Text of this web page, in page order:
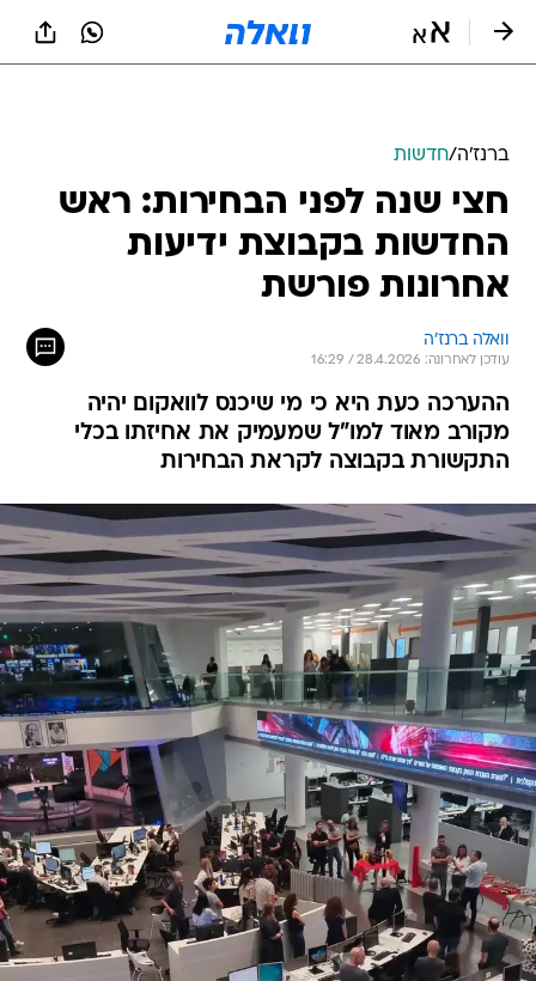
ברנז'ה/חדשות
חצי שנה לפני הבחירות: ראש
החדשות בקבוצת ידיעות
אחרונות פורשת
וואלה ברנז'ה
עודכן לאחרונה: 28.4.2026 / 16:29
ההערכה כעת היא כי מי שיכנס לוואקום יהיה
מקורב מאוד למו"ל שמעמיק את אחיזתו בכלי
התקשורת בקבוצה לקראת הבחירות